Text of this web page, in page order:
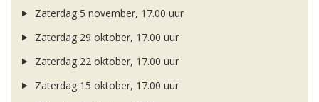
Zaterdag 5 november, 17.00 uur
Zaterdag 29 oktober, 17.00 uur
Zaterdag 22 oktober, 17.00 uur
Zaterdag 15 oktober, 17.00 uur